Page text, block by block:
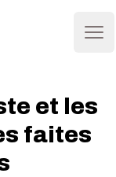
et les
faites